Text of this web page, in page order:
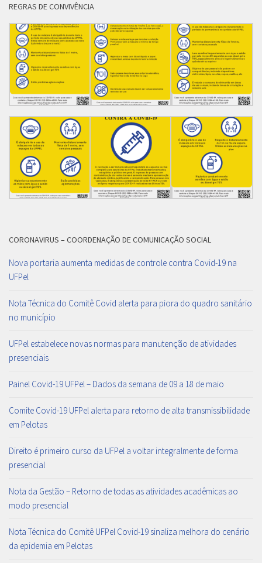
REGRAS DE CONVIVÊNCIA
CORONAVIRUS – COORDENAÇÃO DE COMUNICAÇÃO SOCIAL
Nova portaria aumenta medidas de controle contra Covid-19 na
UFPel
Nota Técnica do Comitê Covid alerta para piora do quadro sanitário
no município
UFPel estabelece novas normas para manutenção de atividades
presenciais
Painel Covid-19 UFPel – Dados da semana de 09 a 18 de maio
Comite Covid-19 UFPel alerta para retorno de alta transmissibilidade
em Pelotas
Direito é primeiro curso da UFPel a voltar integralmente de forma
presencial
Nota da Gestão – Retorno de todas as atividades acadêmicas ao
modo presencial
Nota Técnica do Comitê UFPel Covid-19 sinaliza melhora do cenário
da epidemia em Pelotas